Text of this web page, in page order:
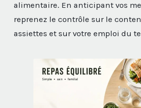
alimentaire. En anticipant vos
reprenez le contrôle sur le
assiettes et sur votre emploi du